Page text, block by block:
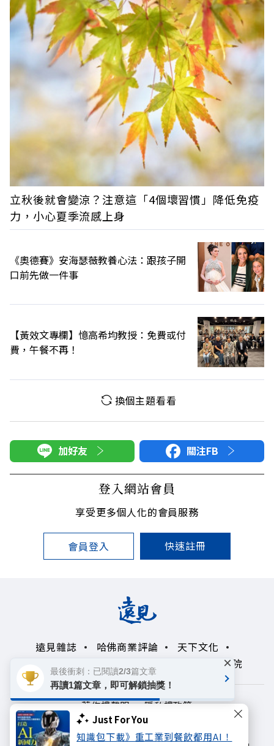
Just For You
知識包下載》重工業到餐飲都用AI！
立秋後就會變涼？注意這「4個壞習慣」降低免疫
力，小心夏季流感上身
《奧德賽》安海瑟薇教養心法：跟孩子開
口前先做一件事
【黃效文專欄】憶高希均教授：免費或付
費，午餐不再！
換個主題看看
加好友 關注FB
登入網站會員
享受更多個人化的會員服務
會員登入 快速註冊
遠見雜誌 哈佛商業評論
天下文化
未來親子學習平台
50+ 領導影響力學院
著作權聲明
隱私權政策
Copyright© 1999~2026
最後衝刺：已閱讀2/3篇文章
再讀1篇文章，即可解鎖抽獎！
×